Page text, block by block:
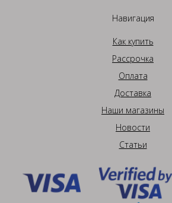
Навигация
Как купить
Рассрочка
Оплата
Доставка
Наши магазины
Новости
Статьи